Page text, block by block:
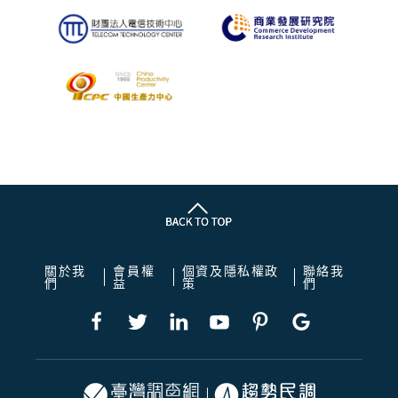
關於我
們
會員權
益
個資及隱私權政
策
聯絡我
們